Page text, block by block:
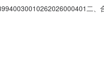
二
姑苏区苏州市姑苏区盘胥路68